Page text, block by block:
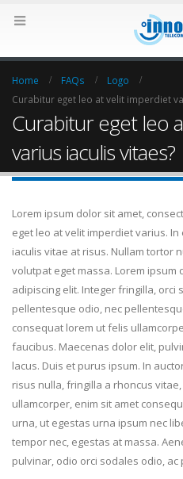
Home FAQs
Logo
Curabitur eget leo at velit imperdiet
Curabitur eget leo
varius iaculis vitaes?
Lorem ipsum dolor sit amet,
eget leo at velit imperdiet varius.
iaculis vitae at risus. Nullam tortor
volutpat eget massa. Lorem ipsum
adipiscing elit. Integer fringilla, orci
pellentesque odio, nec
consequat lorem ut felis
faucibus. Maecenas dolor elit,
lacus. Duis et purus ipsum. In
risus nulla, fringilla a rhoncus
ullamcorper, enim sit amet
urna, ut egestas urna ipsum nec
tempor nec, egestas at massa.
pulvinar, odio orci sodales odio,